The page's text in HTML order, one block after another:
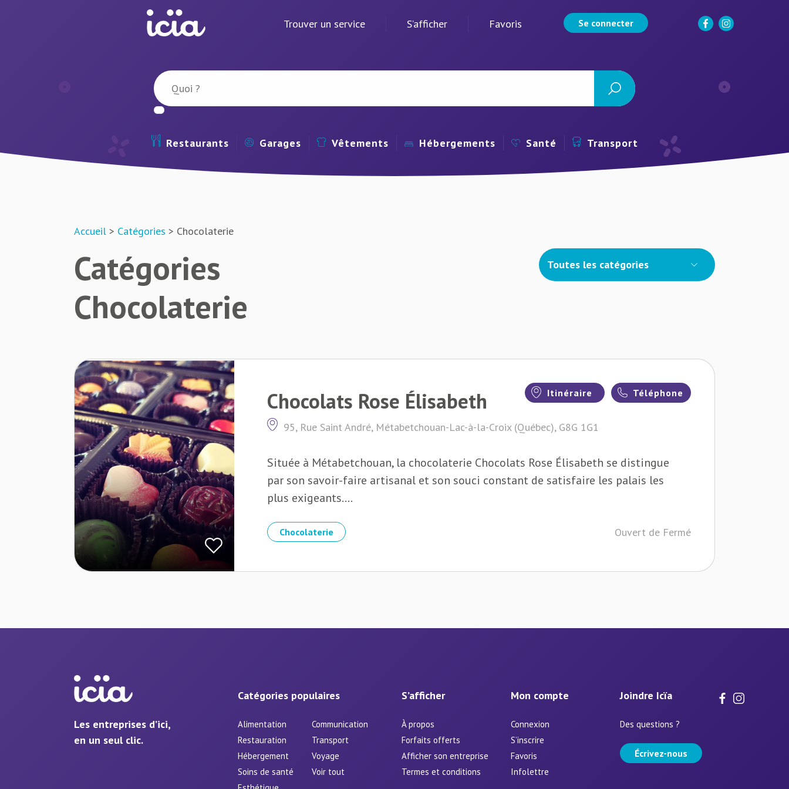
Se connecter
Trouver un service S’afficher Favoris
Restaurants Garages Vêtements Hébergements Santé Transport
Accueil > Catégories > Chocolaterie
Catégories
Chocolaterie
Toutes les catégories
Chocolats Rose Élisabeth
95, Rue Saint André, Métabetchouan-Lac-à-la-Croix (Québec), G8G 1G1
Téléphone
Itinéraire
Située à Métabetchouan, la chocolaterie Chocolats Rose Élisabeth se distingue
par son savoir-faire artisanal et son souci constant de satisfaire les palais les
plus exigeants....
Chocolaterie Ouvert de Fermé
Les entreprises d’ici,
en un seul clic.
Catégories populaires
Alimentation
Communication
Restauration
Transport
Hébergement
Voyage
Soins de santé
Voir tout
S’afficher
À propos
Forfaits offerts
Afficher son entreprise
Termes et conditions
Mon compte
Connexion
S’inscrire
Favoris
Infolettre
Joindre Icïa
Des questions ?
Écrivez-nous